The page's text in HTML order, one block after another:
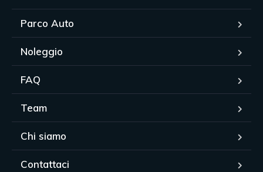
Parco Auto
Noleggio
FAQ
Team
Chi siamo
Contattaci